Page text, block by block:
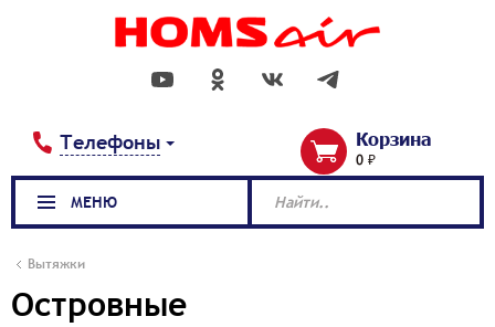
Телефоны Корзина
0 ₽
Вытяжки
Островные
МЕНЮ Найти..